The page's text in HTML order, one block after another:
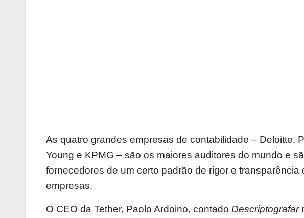
As quatro grandes empresas de contabilidade – Deloitte,
Young e KPMG – são os maiores auditores do mundo e
fornecedores de um certo padrão de rigor e
empresas.
O CEO da Tether, Paolo Ardoino, contado Descriptografar